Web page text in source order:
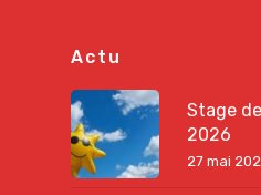
Actu
Stage
2026
27 mai